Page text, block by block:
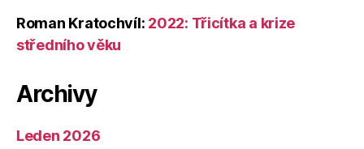
Roman Kratochvíl: 2022: Třicítka a krize
středního věku
Archivy
Leden 2026